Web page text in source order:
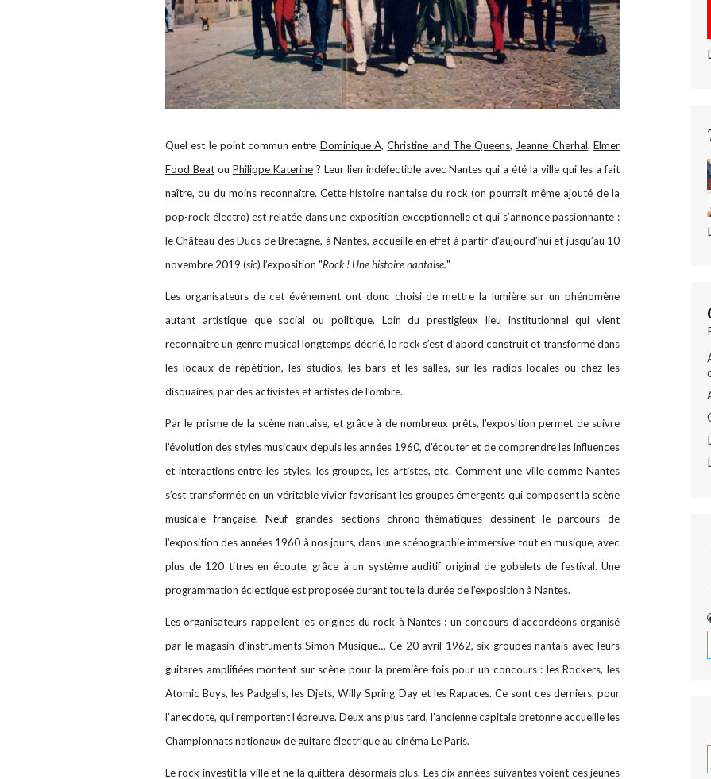
Quel est le point commun entre Dominique A,Christine and The Queens, Jeanne Cherhal,Elmer
Food Beatou Philippe Katerine? Leur lien indéfectible avec Nantes qui a été la ville qui les a fait
naître, ou du moins reconnaître. Cette histoire nantaise du rock (on pourrait même ajouté de la
pop-rock électro) est relatée dans une exposition exceptionnelle et qui s’annonce passionnante :
le Château des Ducs de Bretagne, à Nantes, accueille en effet à partir d’aujourd’hui et jusqu’au 10
novembre 2019 (sic) l’exposition "Rock ! Une histoire nantaise."
Les organisateurs de cet événement ont donc choisi de mettre la lumière sur un phénomène
autant artistique que social ou politique. Loin du prestigieux lieu institutionnel qui vient
reconnaître un genre musical longtemps décrié, le rock s’est d’abord construit et transformé dans
les locaux de répétition, les studios, les bars et les salles, sur les radios locales ou chez les
disquaires, par des activistes et artistes de l’ombre.
Par le prisme de la scène nantaise, et grâce à de nombreux prêts, l’exposition permet de suivre
l’évolution des styles musicaux depuis les années 1960, d’écouter et de comprendre les influences
et interactions entre les styles, les groupes, les artistes, etc. Comment une ville comme Nantes
s’est transformée en un véritable vivier favorisant les groupes émergents qui composent la scène
musicale française. Neuf grandes sections chrono-thématiques dessinent le parcours de
l’exposition des années 1960 à nos jours, dans une scénographie immersive tout en musique, avec
plus de 120 titres en écoute, grâce à un système auditif original de gobelets de festival. Une
programmation éclectique est proposée durant toute la durée de l’exposition à Nantes.
Les organisateurs rappellent les origines du rock à Nantes : un concours d’accordéons organisé
par le magasin d’instruments Simon Musique… Ce 20 avril 1962, six groupes nantais avec leurs
guitares amplifiées montent sur scène pour la première fois pour un concours : les Rockers, les
Atomic Boys, les Padgells, les Djets, Willy Spring Day et les Rapaces. Ce sont ces derniers, pour
l’anecdote, qui remportent l’épreuve. Deux ans plus tard, l’ancienne capitale bretonne accueille les
Championnats nationaux de guitare électrique au cinéma Le Paris.
Le rock investit la ville et ne la quittera désormais plus. Les dix années suivantes voient ces jeunes